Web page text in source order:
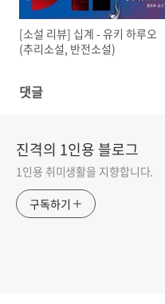
[소설 리뷰] 십계 - 유키 하루오
(추리소설, 반전소설)
댓글
진격의 1인용 블로그
1인용 취미생활을 지향합니다.
구독하기